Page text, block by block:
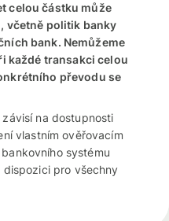
celou částku může
včetně politik banky
bank. Nemůžeme
každé transakci celou
převodu se
na dostupnosti
vlastním ověřovacím
systému
pro všechny